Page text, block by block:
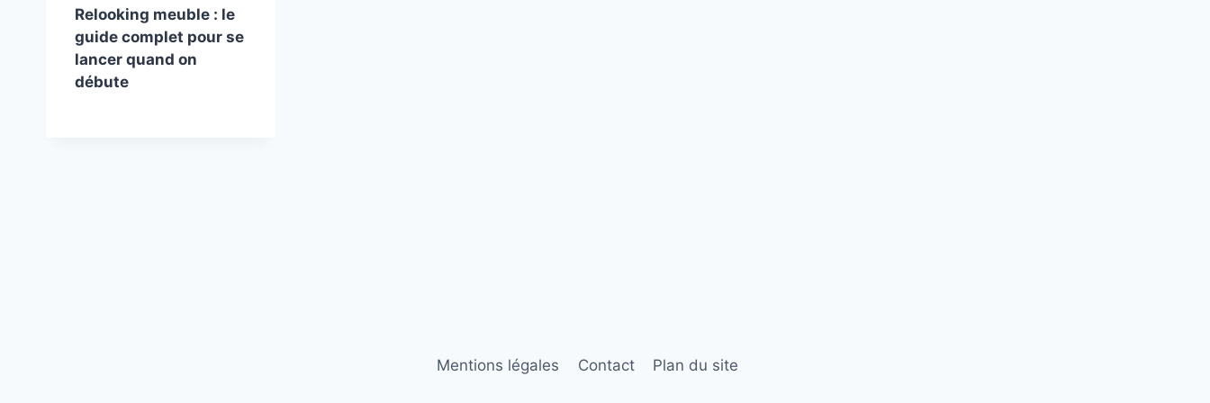
Relooking meuble : le
guide complet pour se
lancer quand on
débute
Mentions légales Contact Plan du site